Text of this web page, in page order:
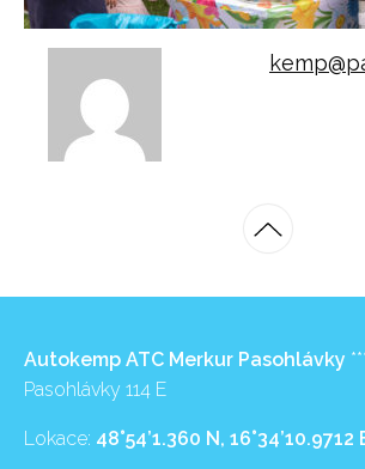
Autokemp ATC Merkur Pasohlávky
Pasohlávky 114 E
Lokace: 48°54’1.360 N, 16°34’10.9712